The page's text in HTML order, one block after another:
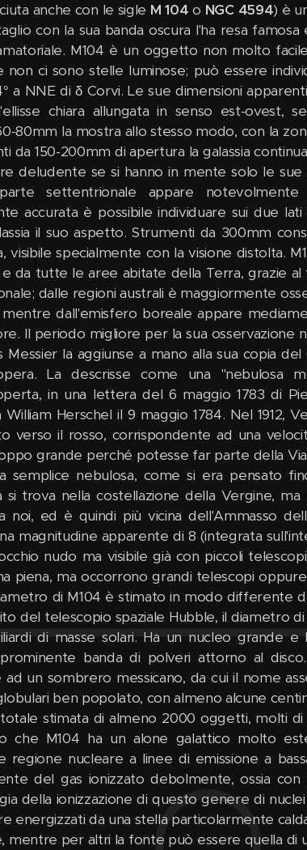
anche con le sigle M 104 o NGC 4594) è
con la sua banda oscura l'ha resa
M104 è un oggetto non molto
non ci sono stelle luminose; può essere
a NNE di δ Corvi. Le sue dimensioni
chiara allungata in senso est-ovest,
80mm la mostra allo stesso modo, con la
da 150-200mm di apertura la galassia
deludente se si hanno in mente solo le sue
settentrionale appare
accurata è possibile individuare sui due
il suo aspetto. Strumenti da 300mm
visibile specialmente con la visione distolta.
da tutte le aree abitate della Terra, grazie al
dalle regioni australi è maggiormente
dall'emisfero boreale appare
Il periodo migliore per la sua osservazione
Messier la aggiunse a mano alla sua copia
La descrisse come una "nebulosa
in una lettera del 6 maggio 1783 di
Herschel il 9 maggio 1784. Nel 1912,
verso il rosso, corrispondente ad una
grande perché potesse far parte della
semplice nebulosa, come si era pensato
si trova nella costellazione della Vergine, ma
noi, ed è quindi più vicina dell'Ammasso
magnitudine apparente di 8 (integrata
nudo ma visibile già con piccoli
piena, ma occorrono grandi telescopi
di M104 è stimato in modo differente
del telescopio spaziale Hubble, il diametro
di masse solari. Ha un nucleo grande e
banda di polveri attorno al
un sombrero messicano, da cui il nome
ben popolato, con almeno alcune
stimata di almeno 2000 oggetti, molti di
che M104 ha un alone galattico molto
nucleare a linee di emissione a
del gas ionizzato debolmente, ossia
della ionizzazione di questo genere di
energizzati da una stella particolarmente
mentre per altri la fonte può essere quella di